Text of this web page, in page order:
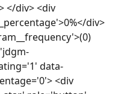
</div> <div
div>
data-
<div